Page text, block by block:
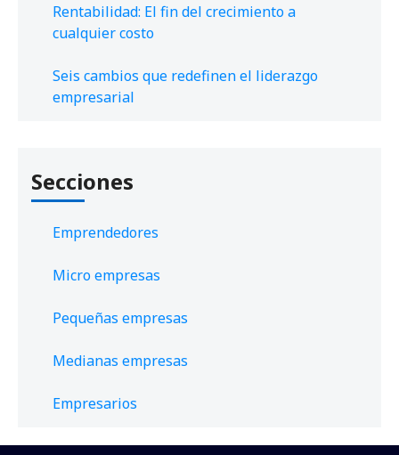
Rentabilidad: El fin del crecimiento a
cualquier costo
Seis cambios que redefinen el liderazgo
empresarial
Secciones
Emprendedores
Micro empresas
Pequeñas empresas
Medianas empresas
Empresarios